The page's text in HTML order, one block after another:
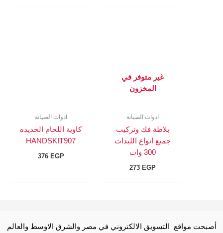
غير متوفر في
المخزون
ادوات الصيانة
بلاطة فك وتركيب
جميع انواع الليدات
300 وات
273 EGP
ادوات الصيانة
كاوية اللحام الجديده
HANDSKIT907
376 EGP
أصبحت مواقع التسويق الالكتروني في مصر والشرق الاوسط والعالم